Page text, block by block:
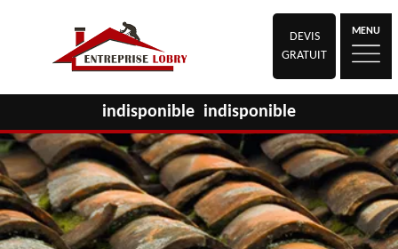
DEVIS
GRATUIT
MENU
indisponible indisponible